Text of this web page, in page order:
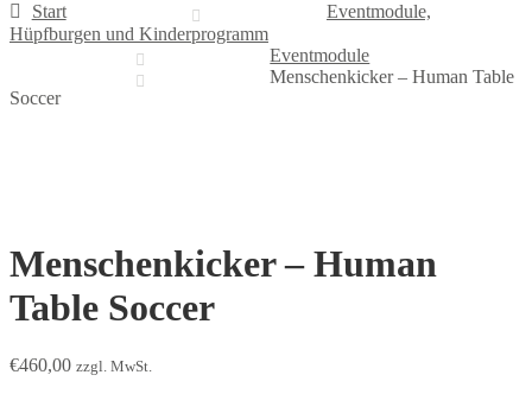
Start
Eventmodule,
Hüpfburgen und Kinderprogramm
Eventmodule
Menschenkicker – Human Table
Soccer
Menschenkicker – Human
Table Soccer
€460,00 zzgl. MwSt.